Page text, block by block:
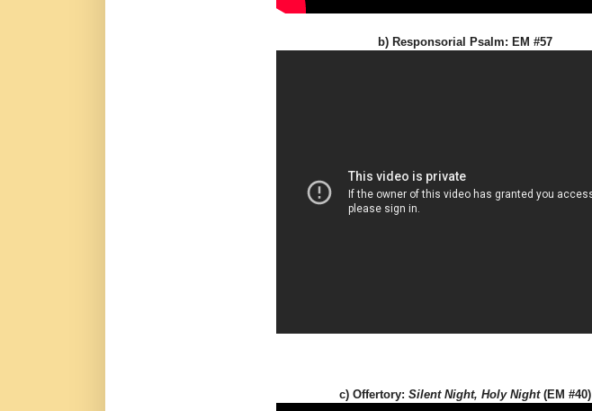
b) Responsorial Psalm: EM #57
c) Offertory: Silent Night, Holy Night(EM #40)